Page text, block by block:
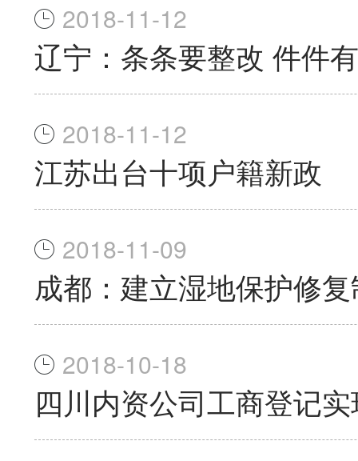
2018-11-12
辽宁：条条要整改 件件
2018-11-12
江苏出台十项户籍新政
2018-11-09
成都：建立湿地保护修
2018-10-18
四川内资公司工商登记